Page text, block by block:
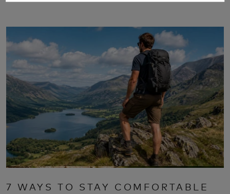
7 WAYS TO STAY COMFORTABLE